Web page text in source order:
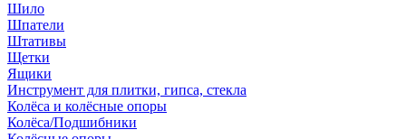
Шило
Шпатели
Штативы
Щетки
Ящики
Инструмент для плитки, гипса, стекла
Колёса и колёсные опоры
Колёса/Подшибники